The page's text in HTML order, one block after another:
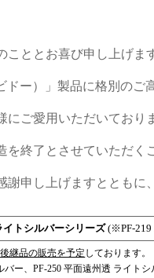
こととお喜び申し上げま
ドー）」製品に格別のご
にご愛用いただいており
を終了とさせていただく
謝申し上げますとともに
トシルバーシリーズ(※PF-219
継品の販売を予定 しております。
バー、PF-250 平面遠州透 ライト